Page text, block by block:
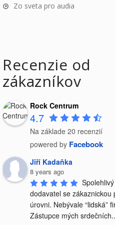
Zo sveta pro audia
Recenzie od
zákazníkov
Rock Centrum
4.7
Na základe 20 recenzií
powered by Facebook
Jiří Kadaňka
8 years ago
dodavatel se zákaznickou
úrovni. Nebývale “lidská”
Zástupce mých srdečních